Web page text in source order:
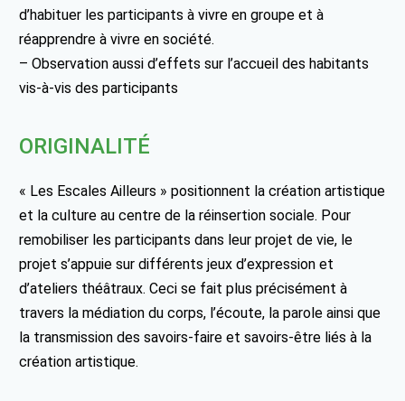
d’habituer les participants à vivre en groupe et à
réapprendre à vivre en société.
– Observation aussi d’effets sur l’accueil des habitants
vis-à-vis des participants
ORIGINALITÉ
« Les Escales Ailleurs » positionnent la création artistique
et la culture au centre de la réinsertion sociale. Pour
remobiliser les participants dans leur projet de vie, le
projet s’appuie sur différents jeux d’expression et
d’ateliers théâtraux. Ceci se fait plus précisément à
travers la médiation du corps, l’écoute, la parole ainsi que
la transmission des savoirs-faire et savoirs-être liés à la
création artistique.